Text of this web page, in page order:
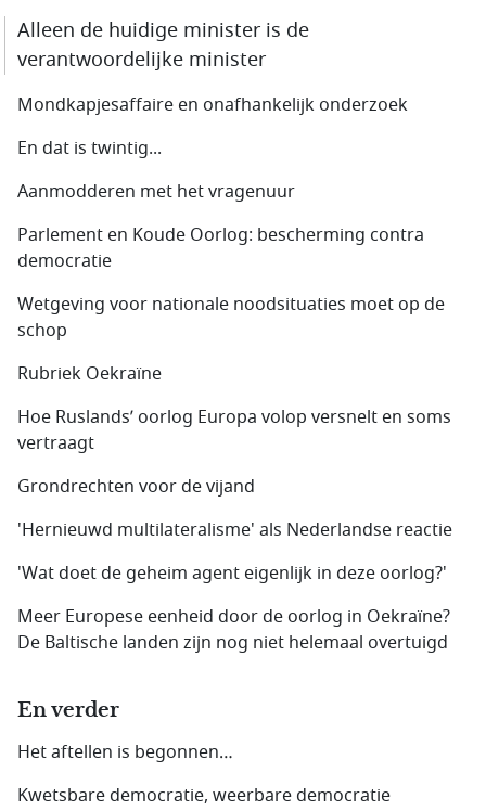
Alleen de huidige minister is de
verantwoordelijke minister
Mondkapjesaffaire en onafhankelijk onderzoek
En dat is twintig...
Aanmodderen met het vragenuur
Parlement en Koude Oorlog: bescherming contra
democratie
Wetgeving voor nationale noodsituaties moet op de
schop
Rubriek Oekraïne
Hoe Ruslands’ oorlog Europa volop versnelt en soms
vertraagt
Grondrechten voor de vijand
'Hernieuwd multilateralisme' als Nederlandse reactie
'Wat doet de geheim agent eigenlijk in deze oorlog?'
Meer Europese eenheid door de oorlog in Oekraïne?
De Baltische landen zijn nog niet helemaal overtuigd
En verder
Het aftellen is begonnen…
Kwetsbare democratie, weerbare democratie